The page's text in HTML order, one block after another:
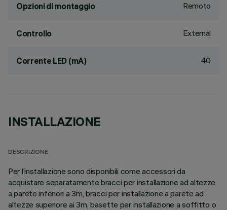
Opzioni di montaggio Remoto
Controllo External
Corrente LED (mA) 40
INSTALLAZIONE
DESCRIZIONE
Per l’installazione sono disponibili come accessori da
acquistare separatamente bracci per installazione ad altezze
a parete inferiori a 3m, bracci per installazione a parete ad
altezze superiore ai 3m, basette per installazione a soffitto o